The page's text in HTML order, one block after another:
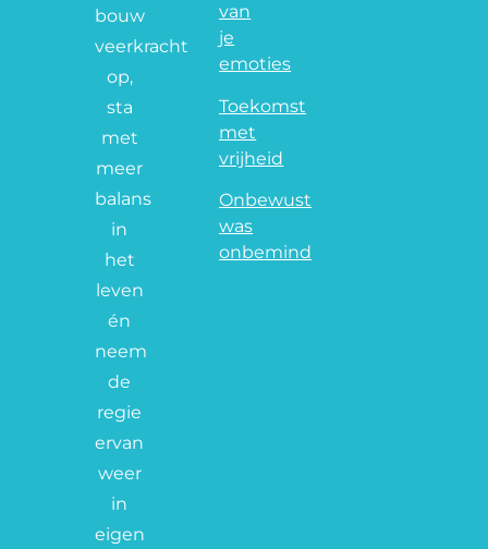
bouw
veerkracht
op,
sta
met
meer
balans
in
het
leven
én
neem
de
regie
ervan
weer
in
eigen
van
je
emoties
Toekomst
met
vrijheid
Onbewust
was
onbemind